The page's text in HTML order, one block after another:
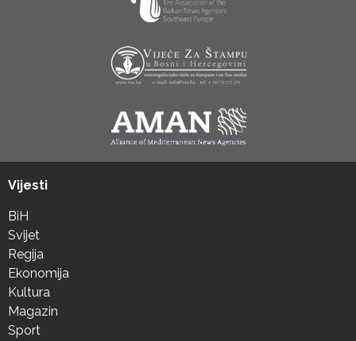
Vijesti
BiH
Svijet
Regija
Ekonomija
Kultura
Magazin
Sport